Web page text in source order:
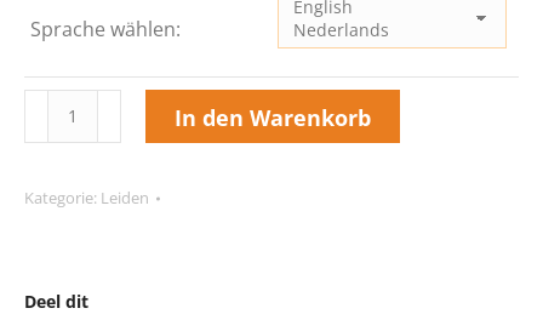
Sprache wählen:
Schnipseljagd
Leiden
In den Warenkorb
Kategorie: Leiden
Deel dit